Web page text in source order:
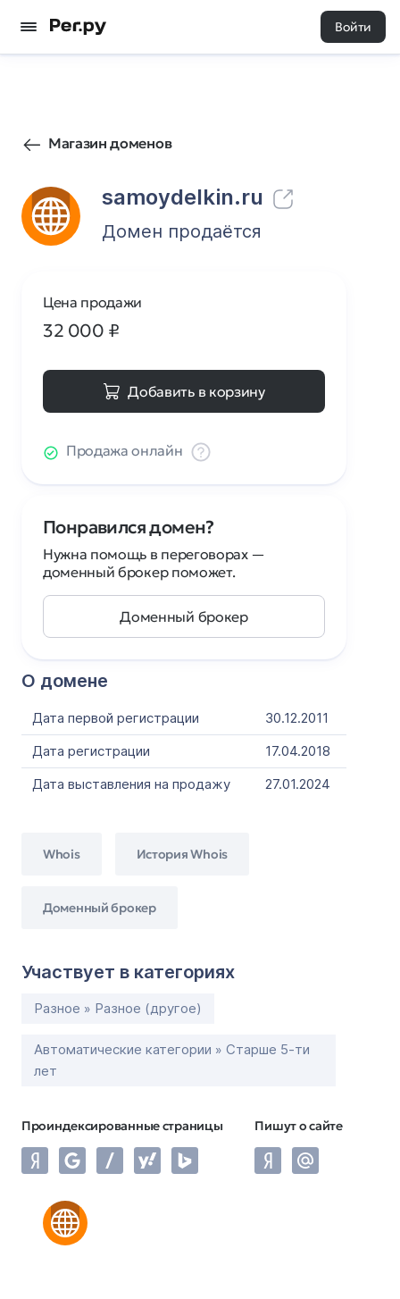
Войти
Магазин доменов
samoydelkin.ru
2 0
Домен продаётся
О домене
Дата первой регистрации
30.12.2011
Дата регистрации
17.04.2018
Дата выставления на продажу
27.01.2024
Whois История Whois
Доменный брокер
Участвует в категориях
Разное » Разное (другое)
Автоматические категории » Старше 5-ти
лет
Проиндексированные страницы Пишут о сайте
Цена продажи
32 000 ₽
Добавить в корзину
Продажа онлайн
Понравился домен?
Нужна помощь в переговорах —
доменный брокер поможет.
Доменный брокер